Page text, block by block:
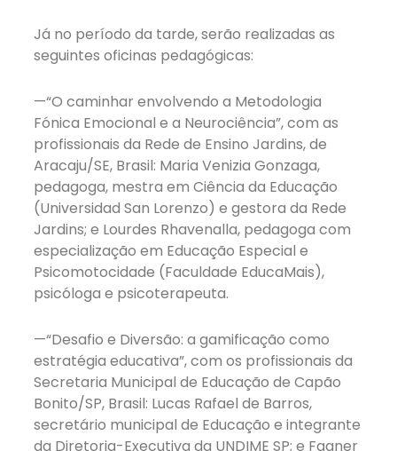
Já no período da tarde, serão realizadas as
seguintes oficinas pedagógicas:
—“O caminhar envolvendo a Metodologia
Fónica Emocional e a Neurociência”, com as
profissionais da Rede de Ensino Jardins, de
Aracaju/SE, Brasil: Maria Venizia Gonzaga,
pedagoga, mestra em Ciência da Educação
(Universidad San Lorenzo) e gestora da Rede
Jardins; e Lourdes Rhavenalla, pedagoga com
especialização em Educação Especial e
Psicomotocidade (Faculdade EducaMais),
psicóloga e psicoterapeuta.
—“Desafio e Diversão: a gamificação como
estratégia educativa”, com os profissionais da
Secretaria Municipal de Educação de Capão
Bonito/SP, Brasil: Lucas Rafael de Barros,
secretário municipal de Educação e integrante
da Diretoria-Executiva da UNDIME SP; e Fagner